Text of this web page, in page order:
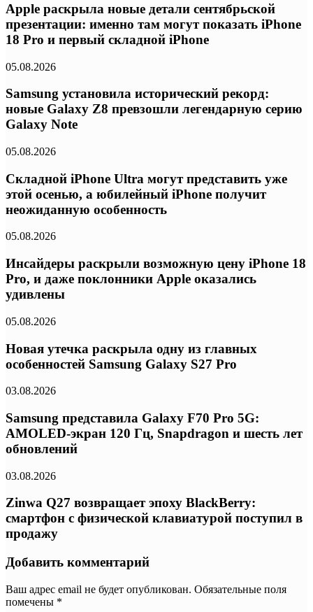
Apple раскрыла новые детали сентябрьской
презентации: именно там могут показать iPhone
18 Pro и первый складной iPhone
05.08.2026
Samsung установила исторический рекорд:
новые Galaxy Z8 превзошли легендарную серию
Galaxy Note
05.08.2026
Складной iPhone Ultra могут представить уже
этой осенью, а юбилейный iPhone получит
неожиданную особенность
05.08.2026
Инсайдеры раскрыли возможную цену iPhone 18
Pro, и даже поклонники Apple оказались
удивлены
05.08.2026
Новая утечка раскрыла одну из главных
особенностей Samsung Galaxy S27 Pro
03.08.2026
Samsung представила Galaxy F70 Pro 5G:
AMOLED-экран 120 Гц, Snapdragon и шесть лет
обновлений
03.08.2026
Zinwa Q27 возвращает эпоху BlackBerry:
смартфон с физической клавиатурой поступил в
продажу
Добавить комментарий
Ваш адрес email не будет опубликован. Обязательные поля
помечены *